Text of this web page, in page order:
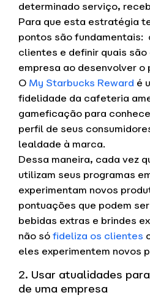
determinado serviço,
Para que esta estratégia
pontos são fundamentais:
clientes e definir quais
empresa ao desenvolver o
O My Starbucks Reward é
fidelidade da cafeteria
gameficação para
perfil de seus
lealdade à marca.
Dessa maneira, cada vez
utilizam seus programas
experimentam novos
pontuações que podem
bebidas extras e brindes
não sófideliza os clientes
eles experimentem novos
2. Usar atualidades
de uma empresa